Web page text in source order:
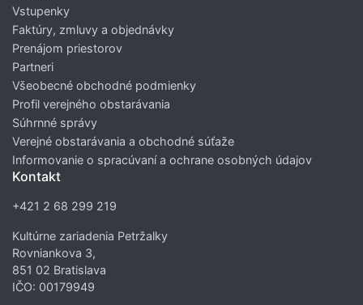
Vstupenky
Faktúry, zmluvy a objednávky
Prenájom priestorov
Partneri
Všeobecné obchodné podmienky
Profil verejného obstarávania
Súhrnné správy
Verejné obstarávania a obchodné súťaže
Informovanie o spracúvaní a ochrane osobných údajov
Kontakt
+421 2 68 299 219
Kultúrne zariadenia Petržalky
Rovniankova 3,
851 02 Bratislava
IČO: 00179949